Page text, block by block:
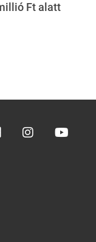
Ft alatt